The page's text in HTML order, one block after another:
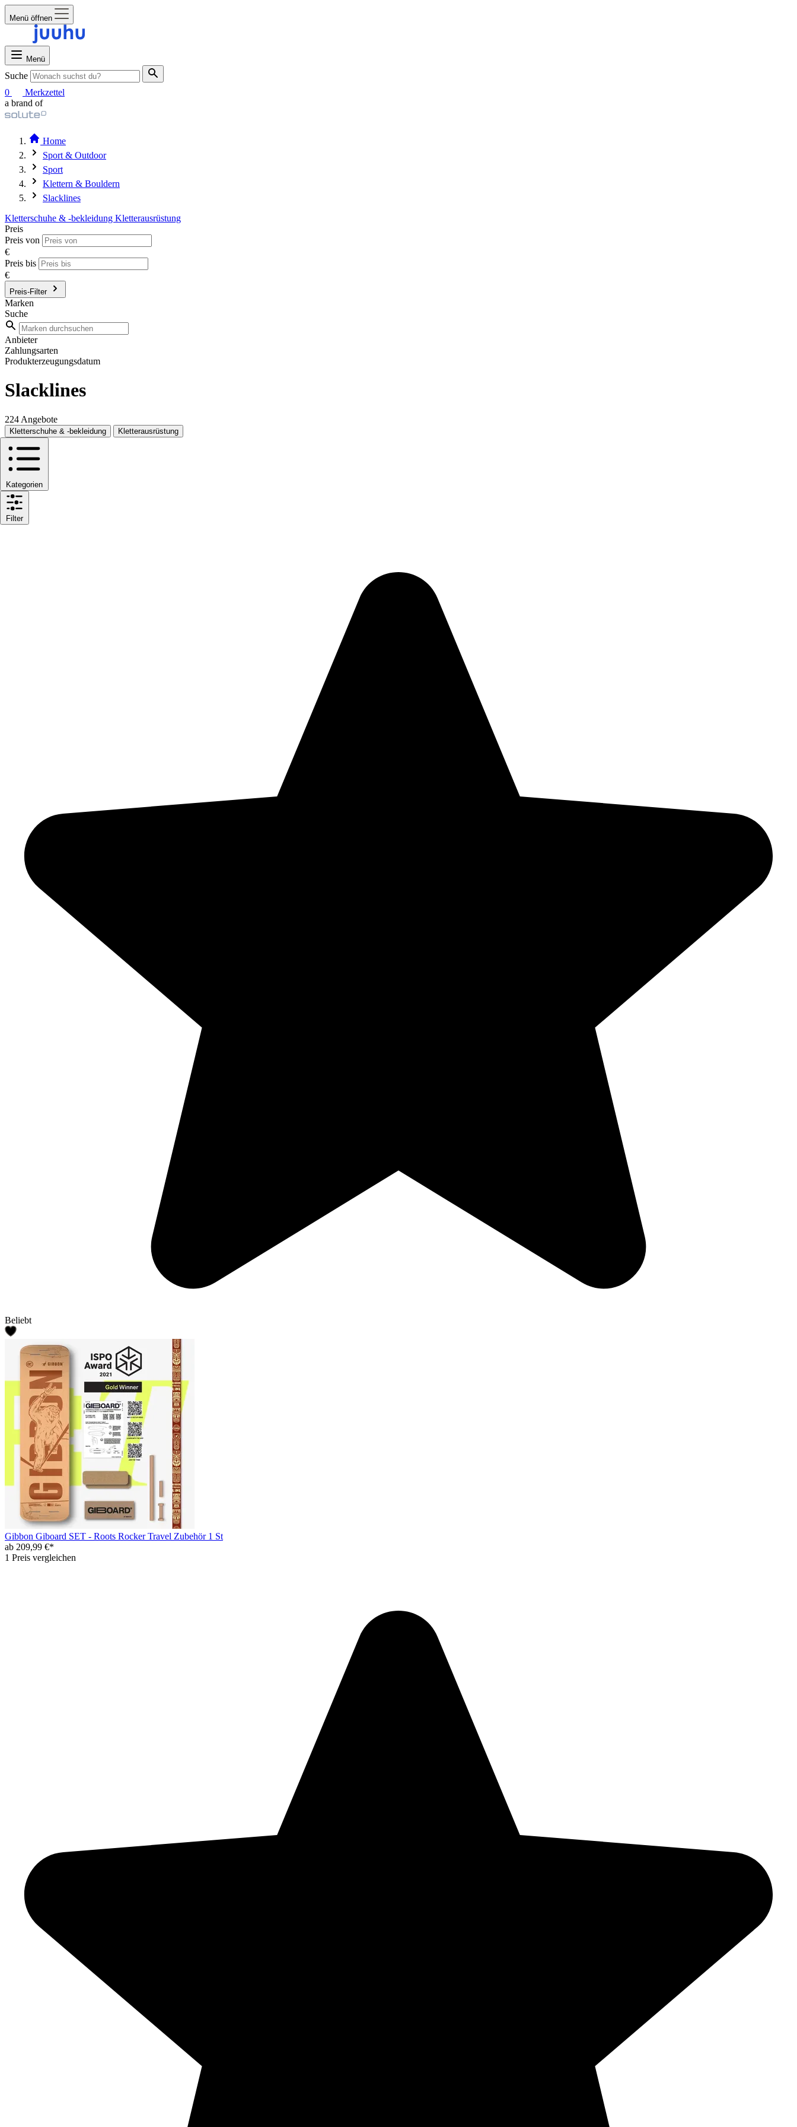
Menü öffnen
Menü
Suche
0
Merkzettel
a brand of
Home
Sport & Outdoor
Sport
Klettern & Bouldern
Slacklines
Kletterschuhe & -bekleidung Kletterausrüstung
Preis
Preis von
€
Preis bis
€
Preis-Filter
Marken
Suche
Anbieter
Zahlungsarten
Produkterzeugungsdatum
Slacklines
224 Angebote
Kletterschuhe & -bekleidung Kletterausrüstung
Kategorien
Filter
Beliebt
Gibbon Giboard SET - Roots Rocker Travel Zubehör 1 St
ab 209,99 €*
1 Preis vergleichen